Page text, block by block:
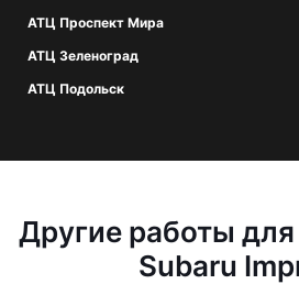
АТЦ Проспект Мира
АТЦ Зеленоград
АТЦ Подольск
Другие работы
Subaru